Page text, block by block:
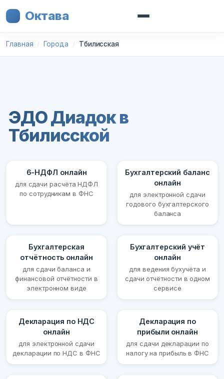
Октава
Главная Города Тбилисская
ЭДО Диадок в
Тбилисской
6-НДФЛ онлайн
для сдачи расчёта НДФЛ
по сотрудникам в ФНС
Бухгалтерский баланс
онлайн
для электронной сдачи
годового бухгалтерского
баланса
Бухгалтерская
отчётность онлайн
для сдачи баланса и
финансовой отчётности в
электронном виде
Бухгалтерский учёт
онлайн
для ведения бухучёта и
сдачи отчётности в одном
сервисе
Декларация по НДС
онлайн
для электронной сдачи
декларации по НДС в ФНС
Декларация по
прибыли онлайн
для сдачи декларации по
налогу на прибыль в ФНС